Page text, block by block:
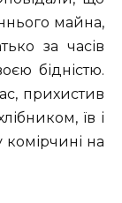
майна,
за часів
бідністю.
прихистив
їв і
комірчині на